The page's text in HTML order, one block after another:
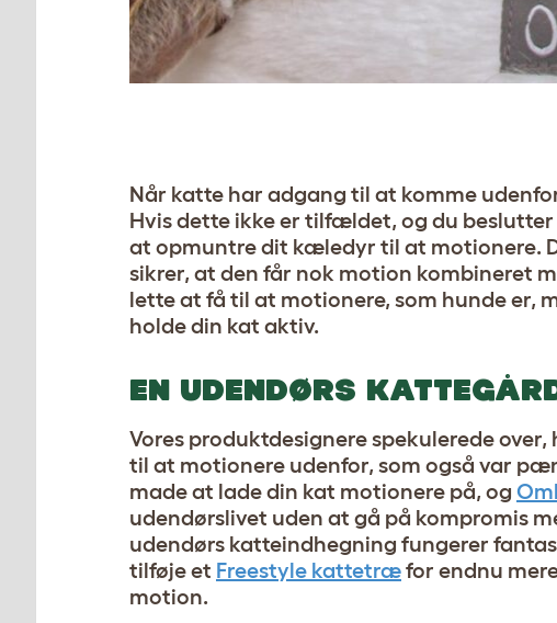
Når katte har adgang til at komme
Hvis dette ikke er tilfældet, og du
at opmuntre dit kæledyr til at motionere.
sikrer, at den får nok motion kombineret
lette at få til at motionere, som hunde er,
holde din kat aktiv.
EN UDENDØRS
Vores produktdesignere spekulerede
til at motionere udenfor, som også var
made at lade din kat motionere på, og
udendørslivet uden at gå på kompromis
udendørs katteindhegning fungerer
tilføje et Freestyle kattetræfor endnu
motion.